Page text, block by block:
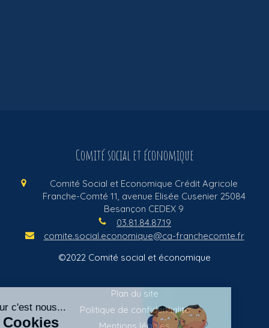
Comité social et économique
Comité Social et Economique Crédit Agricole
Franche-Comté 11, avenue Elisée Cusenier 25084
Besançon CEDEX 9
03.81.84.87.19
comite.social.economique@ca-franchecomte.fr
©2022 Comité social et économique
Plan du site
Politique de confidentialité